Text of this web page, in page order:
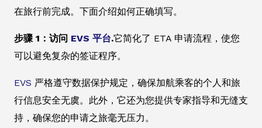
在旅行前完成。下面介绍如何正确填写。
步骤 1：访问 EVS 平台.它简化了 ETA 申请流程，使您
可以避免复杂的签证程序。
EVS 严格遵守数据保护规定，确保加航乘客的个人和旅
行信息安全无虞。此外，它还为您提供专家指导和无缝支
持，确保您的申请之旅毫无压力。